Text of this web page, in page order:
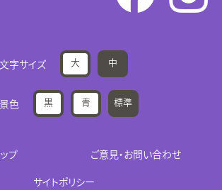
文字サイズ 大 中
色 黒 青 標準
プ
ご意見・お問い合わせ
サイトポリシー